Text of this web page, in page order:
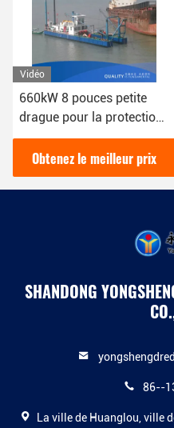
Vidéo
Modèle de drague à
aspiration de coupe de
tuyaux de 12 pouces avec
une puissance de 200
mètres cubes par heure
Obtenez le meilleur prix
SHANDONG
86--
La ville de Huanglou, ville